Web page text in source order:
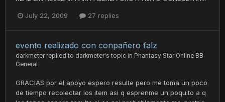
July 22, 2009 27 replies
evento realizado con conpañero falz
darkmeter replied to darkmeter's topic in Phantasy Star Online BB
General
GRACIAS por el apoyo espero resulte pero me toma un poco
de tiempo recolectar los item asi q esprenme un poquito a q